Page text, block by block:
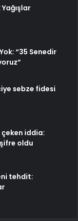
“35 Senedir
sebze fidesi
iddia:
oldu
tehdit: